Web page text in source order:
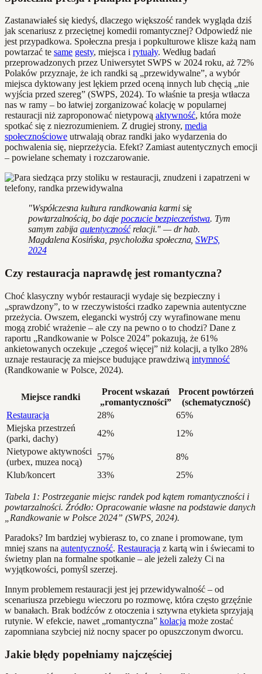
Zastanawiałeś się kiedyś, dlaczego większość randek wygląda dziś
jak scenariusz z przeciętnej komedii romantycznej? Odpowiedź nie
jest przypadkowa. Społeczna presja i popkulturowe klisze każą nam
powtarzać te same gesty, miejsca i rytuały. Według badań
przeprowadzonych przez Uniwersytet SWPS w 2024 roku, aż 72%
Polaków przyznaje, że ich randki są „przewidywalne”, a wybór
miejsca dyktowany jest lękiem przed oceną innych lub chęcią „nie
wyjścia przed szereg” (SWPS, 2024). To właśnie ta presja wtłacza
nas w ramy – bo łatwiej zorganizować kolację w popularnej
restauracji niż zaproponować nietypową aktywność, która może
spotkać się z niezrozumieniem. Z drugiej strony, media
społecznościowe utrwalają obraz randki jako wydarzenia do
pochwalenia się, nieprzeżycia. Efekt? Zamiast autentycznych emocji
– powielane schematy i rozczarowanie.
"Współczesna kultura randkowania karmi się
powtarzalnością, bo daje poczucie bezpieczeństwa. Tym
samym zabija autentycznośćrelacji." — dr hab.
Magdalena Kosińska, psycholożka społeczna,SWPS,
2024
Czy restauracja naprawdę jest romantyczna?
Choć klasyczny wybór restauracji wydaje się bezpieczny i
„sprawdzony”, to w rzeczywistości rzadko zapewnia autentyczne
przeżycia. Owszem, elegancki wystrój czy wyrafinowane menu
mogą zrobić wrażenie – ale czy na pewno o to chodzi? Dane z
raportu „Randkowanie w Polsce 2024” pokazują, że 61%
ankietowanych oczekuje „czegoś więcej” niż kolacji, a tylko 28%
uznaje restaurację za miejsce budujące prawdziwą intymność
(Randkowanie w Polsce, 2024).
Miejsce randki
Procent wskazań
„romantyczności”
Procent powtórzeń
(schematyczność)
Restauracja
28%
65%
Miejska przestrzeń
(parki, dachy)
42%
12%
Nietypowe aktywności
(urbex, muzea nocą)
57%
8%
Klub/koncert
33% 25%
Tabela 1: Postrzeganie miejsc randek pod kątem romantyczności i
powtarzalności. Źródło: Opracowanie własne na podstawie danych
„Randkowanie w Polsce 2024” (SWPS, 2024).
Paradoks? Im bardziej wybierasz to, co znane i promowane, tym
mniej szans na autentyczność. Restauracja z kartą win i świecami to
świetny plan na formalne spotkanie – ale jeżeli zależy Ci na
wyjątkowości, pomyśl szerzej.
Innym problemem restauracji jest jej przewidywalność – od
scenariusza przebiegu wieczoru po rozmowę, która często grzęźnie
w banałach. Brak bodźców z otoczenia i sztywna etykieta sprzyjają
rutynie. W efekcie, nawet „romantyczna” kolacja może zostać
zapomniana szybciej niż nocny spacer po opuszczonym dworcu.
Jakie błędy popełniamy najczęściej